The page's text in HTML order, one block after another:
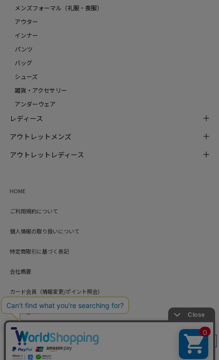
絞り込み
メンズフォーマル（礼服・喪服）
アウター
インナー
パンツ
バッグ
シューズ
雑貨・アクセサリー
アンダーウェア
レディース
アウトレットメンズ
アウトレットレディース
HOME
ご利用規約について
個人情報の取り扱いについて
特定商取引に基づく表記
会社概要
カード会員（情報変更/ポイント照会）